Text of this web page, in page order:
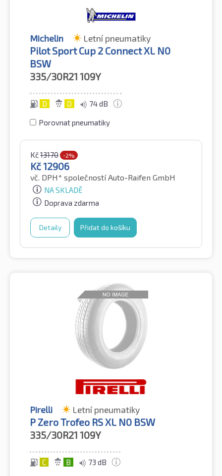
Michelin Letní pneumatiky
Pilot Sport Cup 2 Connect XL N0
BSW
335/30R21 109Y
D D 74 dB
Porovnat pneumatiky
Kč13170 -2%
Kč12906
vč. DPH* společností Auto-Raifen GmbH
NA SKLADĚ
Doprava zdarma
Detaily Přidat do košíku
Pirelli Letní pneumatiky
P Zero Trofeo RS XL N0 BSW
335/30R21 109Y
C B 73 dB